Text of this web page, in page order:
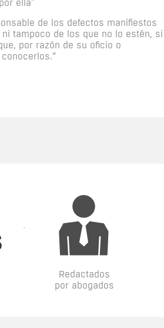
ella"
de los defectos manifiestos
tampoco de los que no lo estén, si
por razón de su oficio o
Redactados
por abogados